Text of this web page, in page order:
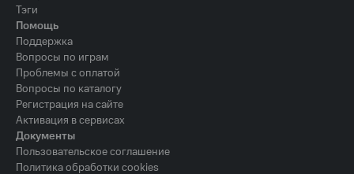
Тэги
Помощь
Поддержка
Вопросы по играм
Проблемы с оплатой
Вопросы по каталогу
Регистрация на сайте
Активация в сервисах
Документы
Пользовательское соглашение
Политика обработки cookies